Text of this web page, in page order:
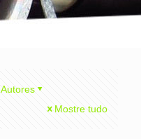
Autores
Mostre tudo